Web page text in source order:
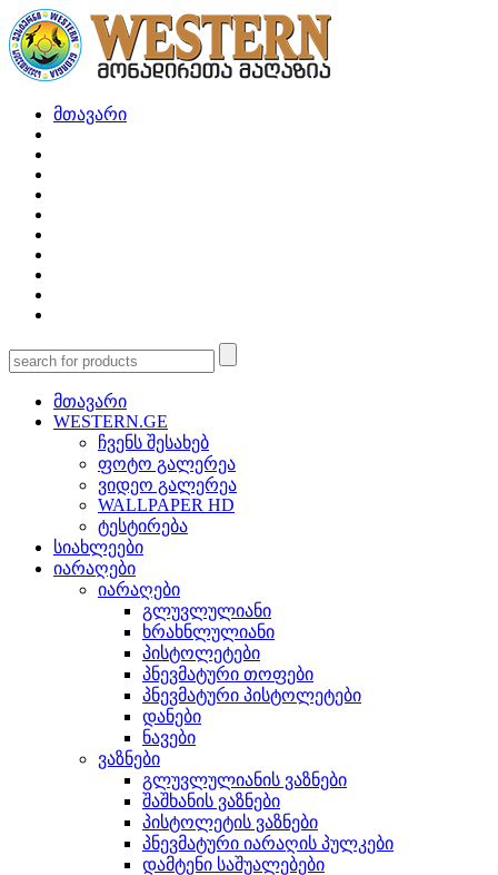
მთავარი
მთავარი
WESTERN.GE
ჩვენს შესახებ
ფოტო გალერეა
ვიდეო გალერეა
WALLPAPER HD
ტესტირება
სიახლეები
იარაღები
იარაღები
გლუვლულიანი
ხრახნლულიანი
პისტოლეტები
პნევმატური თოფები
პნევმატური პისტოლეტები
დანები
ნავები
ვაზნები
გლუვლულიანის ვაზნები
შაშხანის ვაზნები
პისტოლეტის ვაზნები
პნევმატური იარაღის პულკები
დამტენი საშუალებები